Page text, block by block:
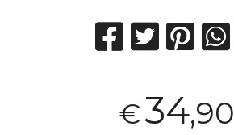
€34,90